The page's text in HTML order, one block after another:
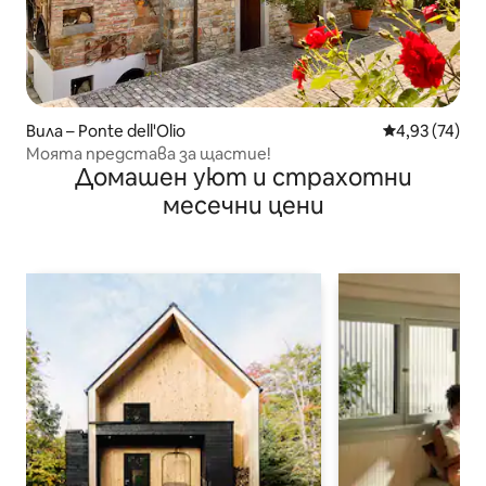
Вила – Ponte dell'Olio Средна
4,93 (74)
Моята представа за щастие!
Домашен уют и страхотни
месечни цени